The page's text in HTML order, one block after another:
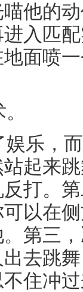
他的
入匹
面喷
乐，
起来
打。
以在
第三
去跳
住冲